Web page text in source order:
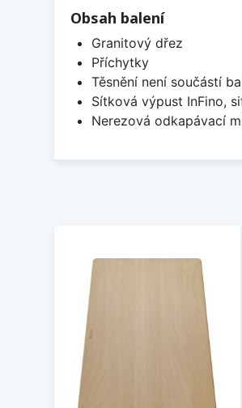
Obsah balení
Granitový dřez
Příchytky
Těsnění není součástí
Sítková výpust InFino,
Nerezová odkapávací